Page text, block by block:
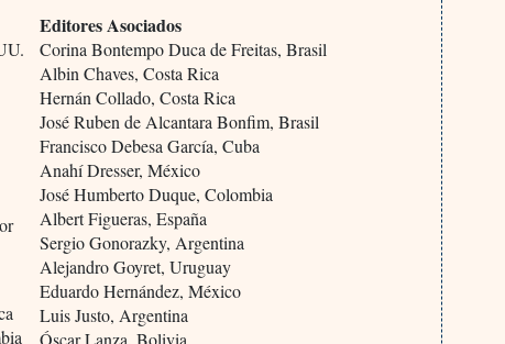
Editores Asociados
Corina Bontempo Duca de Freitas, Brasil
Albin Chaves, Costa Rica
Hernán Collado, Costa Rica
José Ruben de Alcantara Bonfim, Brasil
Francisco Debesa García, Cuba
Anahí Dresser, México
José Humberto Duque, Colombia
Albert Figueras, España
Sergio Gonorazky, Argentina
Alejandro Goyret, Uruguay
Eduardo Hernández, México
Luis Justo, Argentina
Óscar Lanza, Bolivia